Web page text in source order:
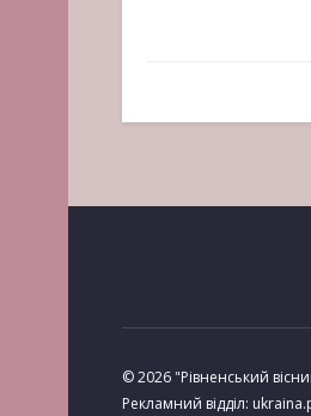
© 2026 "Рівненський
Рекламний відділ: